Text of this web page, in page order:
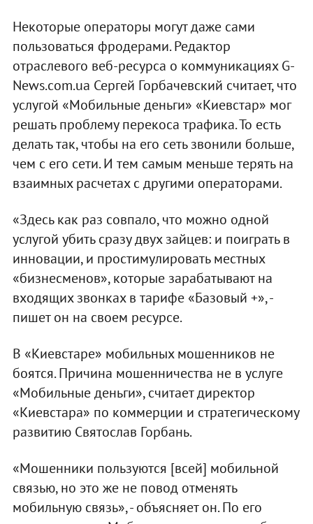
Некоторые операторы могут даже сами
пользоваться фродерами. Редактор
отраслевого веб-ресурса о коммуникациях G-
News.com.ua Сергей Горбачевский считает, что
услугой «Мобильные деньги» «Киевстар» мог
решать проблему перекоса трафика. То есть
делать так, чтобы на его сеть звонили больше,
чем с его сети. И тем самым меньше терять на
взаимных расчетах с другими операторами.
«Здесь как раз совпало, что можно одной
услугой убить сразу двух зайцев: и поиграть в
инновации, и простимулировать местных
«бизнесменов», которые зарабатывают на
входящих звонках в тарифе «Базовый +», -
пишет он на своем ресурсе.
В «Киевстаре» мобильных мошенников не
боятся. Причина мошенничества не в услуге
«Мобильные деньги», считает директор
«Киевстара» по коммерции и стратегическому
развитию Святослав Горбань.
«Мошенники пользуются [всей] мобильной
связью, но это же не повод отменять
мобильную связь», - объясняет он. По его